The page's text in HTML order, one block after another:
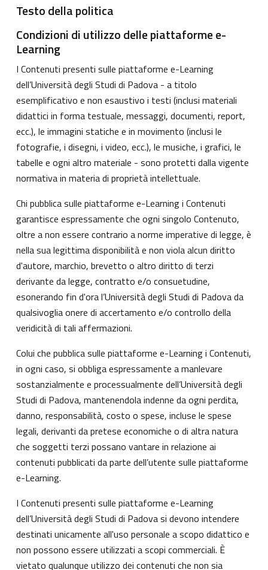
Testo della politica
Condizioni di utilizzo delle piattaforme e-
Learning
I Contenuti presenti sulle piattaforme e-Learning
dell’Università degli Studi di Padova - a titolo
esemplificativo e non esaustivo i testi (inclusi materiali
didattici in forma testuale, messaggi, documenti, report,
ecc.), le immagini statiche e in movimento (inclusi le
fotografie, i disegni, i video, ecc.), le musiche, i grafici, le
tabelle e ogni altro materiale - sono protetti dalla vigente
normativa in materia di proprietà intellettuale.
Chi pubblica sulle piattaforme e-Learning i Contenuti
garantisce espressamente che ogni singolo Contenuto,
oltre a non essere contrario a norme imperative di legge, è
nella sua legittima disponibilità e non viola alcun diritto
d'autore, marchio, brevetto o altro diritto di terzi
derivante da legge, contratto e/o consuetudine,
esonerando fin d'ora l’Università degli Studi di Padova da
qualsivoglia onere di accertamento e/o controllo della
veridicità di tali affermazioni.
Colui che pubblica sulle piattaforme e-Learning i Contenuti,
in ogni caso, si obbliga espressamente a manlevare
sostanzialmente e processualmente dell’Università degli
Studi di Padova, mantenendola indenne da ogni perdita,
danno, responsabilità, costo o spese, incluse le spese
legali, derivanti da pretese economiche o di altra natura
che soggetti terzi possano vantare in relazione ai
contenuti pubblicati da parte dell’utente sulle piattaforme
e-Learning.
I Contenuti presenti sulle piattaforme e-Learning
dell’Università degli Studi di Padova si devono intendere
destinati unicamente all'uso personale a scopo didattico e
non possono essere utilizzati a scopi commerciali. È
vietato qualunque utilizzo dei contenuti che non sia